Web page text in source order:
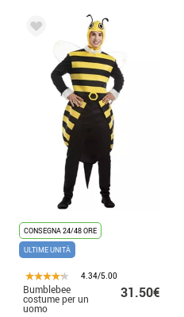
CONSEGNA 24/48 ORE
ULTIME UNITÀ
4.34/5.00
Bumblebee
costume per un
uomo
31.50€